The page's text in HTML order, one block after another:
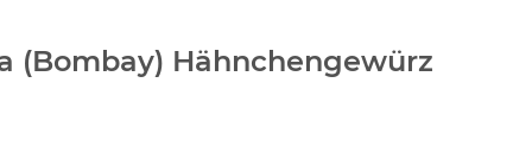
(Bombay) Hähnchengewürz